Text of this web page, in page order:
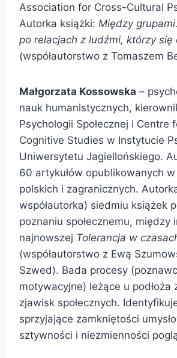
Association for Cross-Cultural
Autorka książki: Między
po relacjach z ludźmi, którzy się
(współautorstwo z Tomaszem
Małgorzata Kossowska –
nauk humanistycznych,
Psychologii Społecznej i Centre
Cognitive Studies w Instytucie
Uniwersytetu Jagiellońskiego.
60 artykułów opublikowanych
polskich i zagranicznych.
współautorka) siedmiu książek
poznaniu społecznemu, między
najnowszej Tolerancja w
(współautorstwo z Ewą
Szwed). Bada procesy
motywacyjne) leżące u podłoża
zjawisk społecznych.
sprzyjające zamkniętości
sztywności i niezmienności